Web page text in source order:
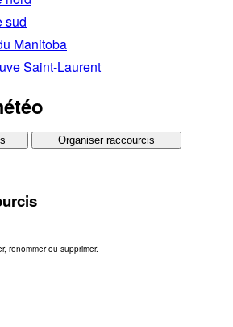
sud
Manitoba
Saint-Laurent
Organiser raccourcis
renommer ou supprimer.